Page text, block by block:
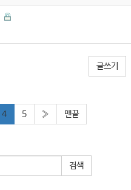
글쓰기
4 5 » 맨끝
검색